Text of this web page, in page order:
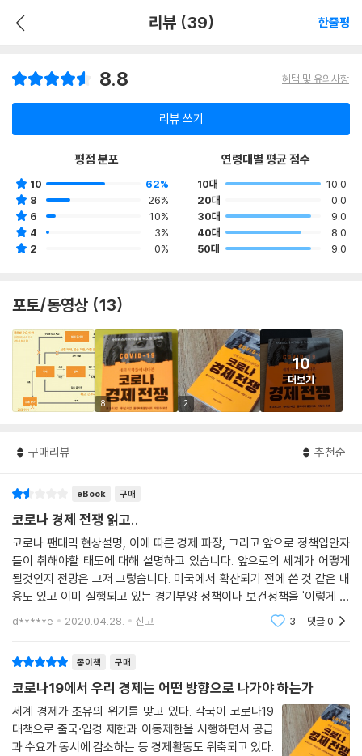
리뷰 (39) 한줄평
8.8 혜택 및 유의사항
리뷰 쓰기
평점 분포
10
62%
8
26%
6
10%
4
3%
2
0%
연령대별 평균 점수
10대
10.0
20대
0.0
30대
9.0
40대
8.0
50대
9.0
포토/동영상 (13)
8 2
10
더보기
구매리뷰 추천순
eBook 구매
코로나 경제 전쟁 읽고..
코로나 팬대믹 현상설명, 이에 따른 경제 파장, 그리고 앞으로 정책입안자
들이 취해야할 태도에 대해 설명하고 있습니다. 앞으로의 세계가 어떻게
될것인지 전망은 그저 그렇습니다. 미국에서 확산되기 전에 쓴 것 같은 내
용도 있고 이미 실행되고 있는 경기부양 정책이나 보건정책을 '이렇게 해
야한다'며 알려주는 부분도 있네요. 영화 다 봤는데 내용 알려주는 것 같아
d*****e 2020.04.28. 신고 3 댓글0
종이책 구매
코로나19에서 우리 경제는 어떤 방향으로 나가야 하는가
세계 경제가 초유의 위기를 맞고 있다. 각국이 코로나19
대책으로 출국·입경 제한과 이동제한을 시행하면서 공급
과 수요가 동시에 감소하는 등 경제활동도 위축되고 있다.